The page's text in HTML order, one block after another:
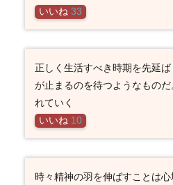
いいね 33
正しく生活すべき時期を先延
が止まるのを待つようなもの
れていく
いいね 10
時々精神の羽を伸ばすことは